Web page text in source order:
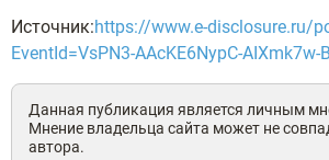
Источник:https://www.e-disclosure.ru/
EventId=VsPN3-AAcKE6NypC-AIXmk7w-
Данная публикация является личным
Мнение владельца сайта может не
автора.